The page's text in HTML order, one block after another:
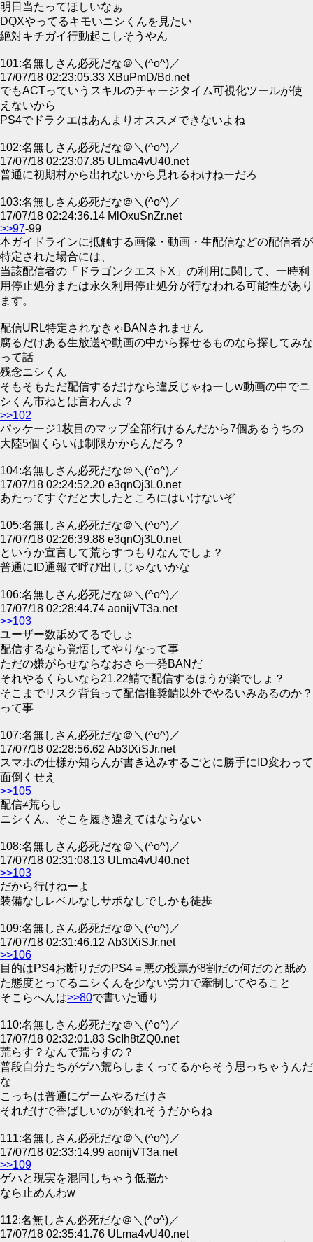
明日当たってほしいなぁ
DQXやってるキモいニシくんを見たい
絶対キチガイ行動起こしそうやん
101:名無しさん必死だな＠＼(^o^)／
17/07/18 02:23:05.33 XBuPmD/Bd.net
でもACTっていうスキルのチャージタイム可視化ツールが使
えないから
PS4でドラクエはあんまりオススメできないよね
102:名無しさん必死だな＠＼(^o^)／
17/07/18 02:23:07.85 ULma4vU40.net
普通に初期村から出れないから見れるわけねーだろ
103:名無しさん必死だな＠＼(^o^)／
17/07/18 02:24:36.14 MlOxuSnZr.net
>>97-99
本ガイドラインに抵触する画像・動画・生配信などの配信者が
特定された場合には、
当該配信者の「ドラゴンクエストX」の利用に関して、一時利
用停止処分または永久利用停止処分が行なわれる可能性があり
ます。
配信URL特定されなきゃBANされません
腐るだけある生放送や動画の中から探せるものなら探してみな
って話
残念ニシくん
そもそもただ配信するだけなら違反じゃねーしw動画の中でニ
シくん市ねとは言わんよ？
>>102
パッケージ1枚目のマップ全部行けるんだから7個あるうちの
大陸5個くらいは制限かからんだろ？
104:名無しさん必死だな＠＼(^o^)／
17/07/18 02:24:52.20 e3qnOj3L0.net
あたってすぐだと大したところにはいけないぞ
105:名無しさん必死だな＠＼(^o^)／
17/07/18 02:26:39.88 e3qnOj3L0.net
というか宣言して荒らすつもりなんでしょ？
普通にID通報で呼び出しじゃないかな
106:名無しさん必死だな＠＼(^o^)／
17/07/18 02:28:44.74 aonijVT3a.net
>>103
ユーザー数舐めてるでしょ
配信するなら覚悟してやりなって事
ただの嫌がらせならなおさら一発BANだ
それやるくらいなら21.22鯖で配信するほうが楽でしょ？
そこまでリスク背負って配信推奨鯖以外でやるいみあるのか？
って事
107:名無しさん必死だな＠＼(^o^)／
17/07/18 02:28:56.62 Ab3tXiSJr.net
スマホの仕様か知らんが書き込みするごとに勝手にID変わって
面倒くせえ
>>105
配信≠荒らし
ニシくん、そこを履き違えてはならない
108:名無しさん必死だな＠＼(^o^)／
17/07/18 02:31:08.13 ULma4vU40.net
>>103
だから行けねーよ
装備なしレベルなしサポなしでしかも徒歩
109:名無しさん必死だな＠＼(^o^)／
17/07/18 02:31:46.12 Ab3tXiSJr.net
>>106
目的はPS4お断りだのPS4＝悪の投票が8割だの何だのと舐め
た態度とってるニシくんを少ない労力で牽制してやること
そこらへんは>>80で書いた通り
110:名無しさん必死だな＠＼(^o^)／
17/07/18 02:32:01.83 ScIh8tZQ0.net
荒らす？なんで荒らすの？
普段自分たちがゲハ荒らしまくってるからそう思っちゃうんだ
な
こっちは普通にゲームやるだけさ
それだけで香ばしいのが釣れそうだからね
111:名無しさん必死だな＠＼(^o^)／
17/07/18 02:33:14.99 aonijVT3a.net
>>109
ゲハと現実を混同しちゃう低脳か
なら止めんわw
112:名無しさん必死だな＠＼(^o^)／
17/07/18 02:35:41.76 ULma4vU40.net